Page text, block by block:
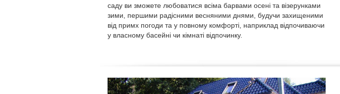
саду ви зможете любоватися всіма барвами осені та візерунками
зими, першими радісними весняними днями, будучи захищеними
від примх погоди та у повному комфорті, наприклад відпочиваючи
у власному басейні чи кімнаті відпочинку.